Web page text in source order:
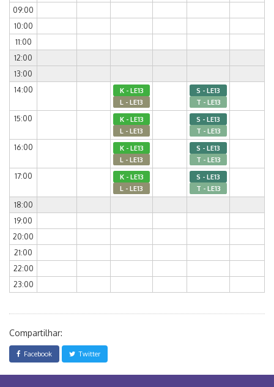
09:00
10:00
11:00
12:00
13:00
14:00
K - LE13
L - LE13
S - LE13
T - LE13
15:00
K - LE13
L - LE13
S - LE13
T - LE13
16:00
K - LE13
L - LE13
S - LE13
T - LE13
17:00
K - LE13
L - LE13
S - LE13
T - LE13
18:00
19:00
20:00
21:00
22:00
23:00
Compartilhar:
Facebook Twitter